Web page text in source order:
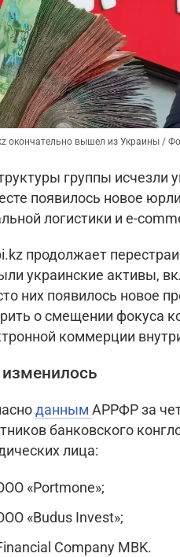
окончательно вышел из Украины /
группы исчезли
появилось новое
логистики и e-
продолжает
украинские активы,
них появилось новое
о смещении фокуса
коммерции
данным АРРФР за
банковского
лица:
«Portmone»;
«Budus Invest»;
Company MBK.